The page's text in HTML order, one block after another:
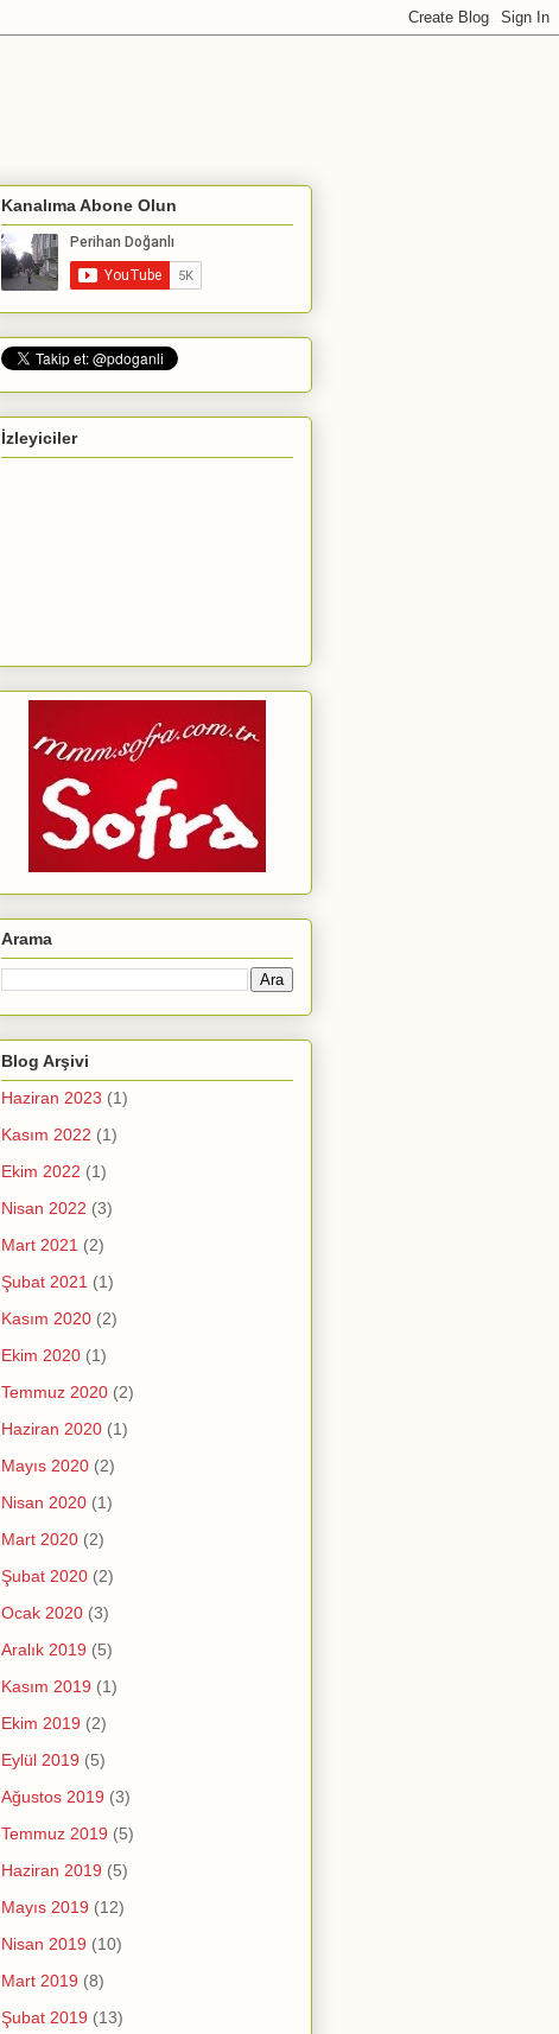
Kanalıma Abone Olun
İzleyiciler
Arama
Blog Arşivi
Haziran 2023 (1)
Kasım 2022 (1)
Ekim 2022 (1)
Nisan 2022 (3)
Mart 2021 (2)
Şubat 2021 (1)
Kasım 2020 (2)
Ekim 2020 (1)
Temmuz 2020 (2)
Haziran 2020 (1)
Mayıs 2020 (2)
Nisan 2020 (1)
Mart 2020 (2)
Şubat 2020 (2)
Ocak 2020 (3)
Aralık 2019 (5)
Kasım 2019 (1)
Ekim 2019 (2)
Eylül 2019 (5)
Ağustos 2019 (3)
Temmuz 2019 (5)
Haziran 2019 (5)
Mayıs 2019 (12)
Nisan 2019 (10)
Mart 2019 (8)
Şubat 2019 (13)